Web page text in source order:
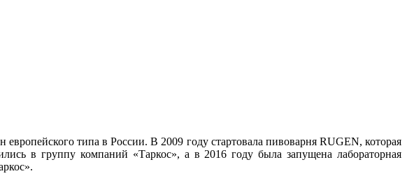
типа в России. В 2009 году стартовала пивоварня RUGEN, которая
в группу компаний «Таркос», а в 2016 году была запущена лабораторная